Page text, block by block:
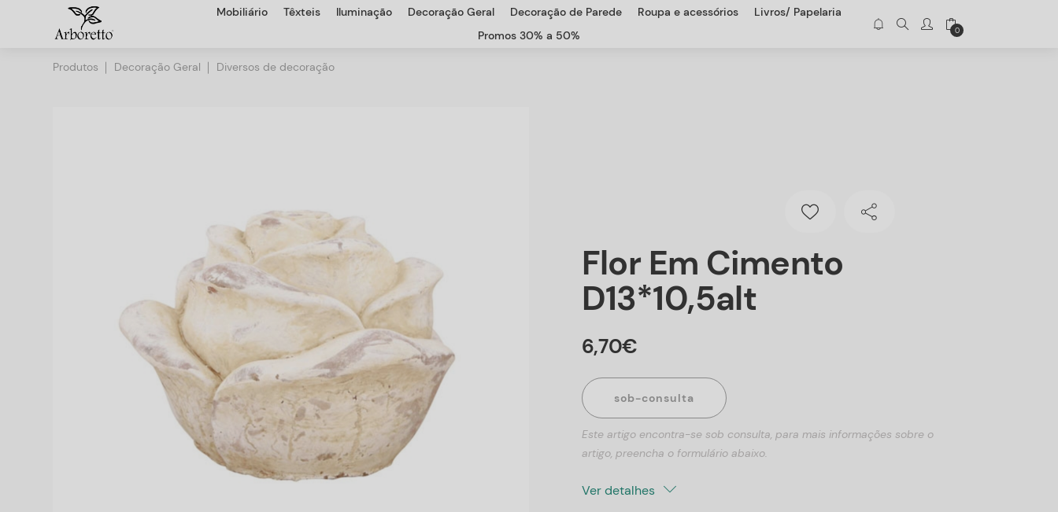
Mobiliário Têxteis Iluminação Decoração Geral Decoração de Parede Roupa e acessórios
Livros/ Papelaria
Promos 30% a 50%
0
Produtos Decoração Geral Diversos de decoração
Flor Em Cimento
D13*10,5alt
6,70€
sob-consulta
Este artigo encontra-se sob consulta, para mais informações sobre o
artigo, preencha o formulário abaixo.
Ver detalhes